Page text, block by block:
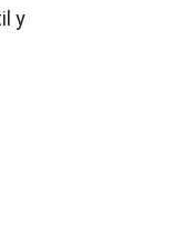
y